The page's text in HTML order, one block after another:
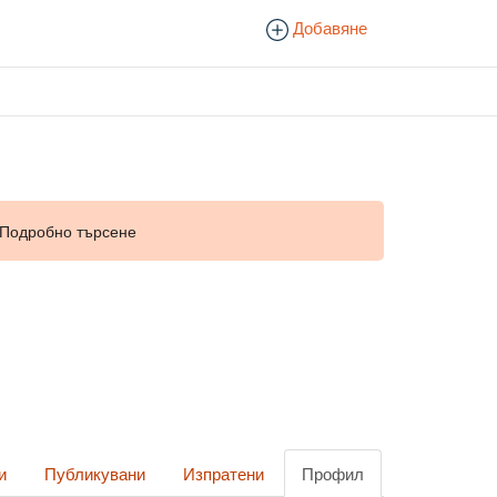
Добавяне
Подробно търсене
Профил
Изпратени
Публикувани